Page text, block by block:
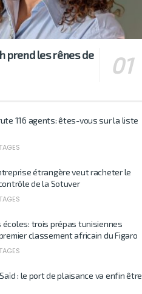
prend les rênes de
116 agents: êtes-vous sur la liste
étrangère veut racheter le
de la Sotuver
écoles: trois prépas tunisiennes
classement africain du Figaro
: le port de plaisance va enfin être